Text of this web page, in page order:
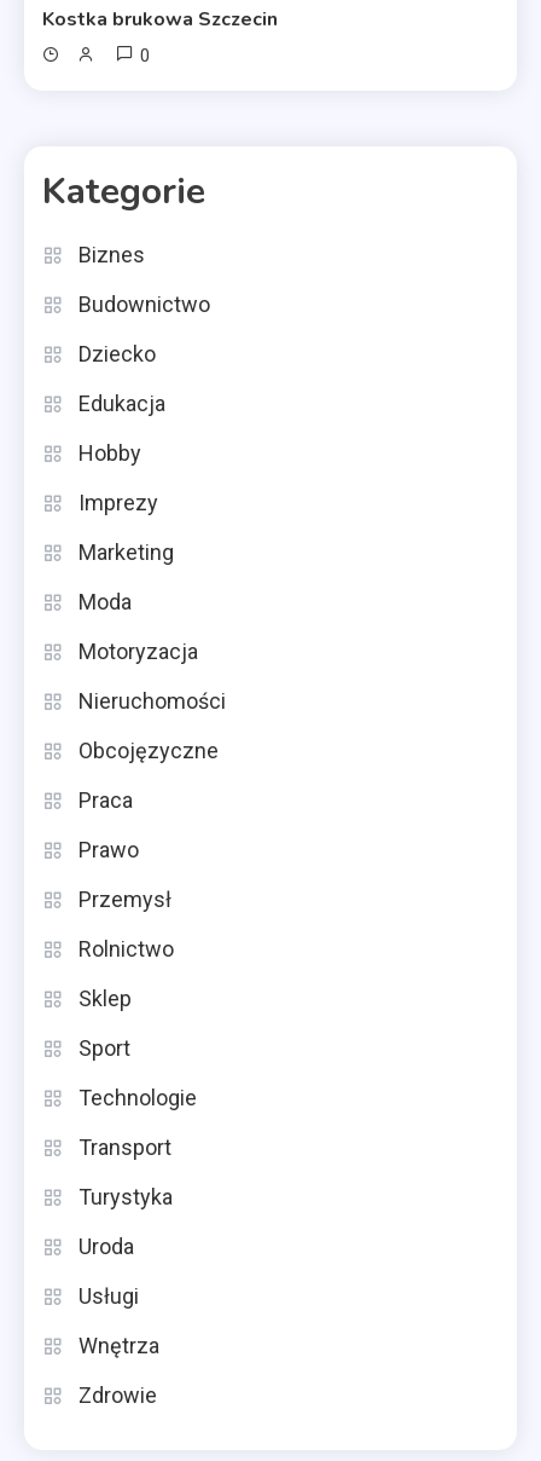
Kostka brukowa Szczecin
0
Kategorie
Biznes
Budownictwo
Dziecko
Edukacja
Hobby
Imprezy
Marketing
Moda
Motoryzacja
Nieruchomości
Obcojęzyczne
Praca
Prawo
Przemysł
Rolnictwo
Sklep
Sport
Technologie
Transport
Turystyka
Uroda
Usługi
Wnętrza
Zdrowie